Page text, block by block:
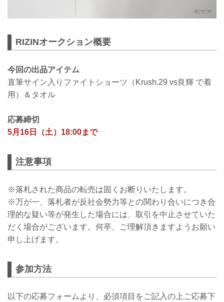
RIZINオークション概要
今回の出品アイテム
直筆サイン入りファイトショーツ（Krush.29 vs良輝 で着
用）＆タオル
応募締切
5月16日（土）18:00まで
注意事項
※落札された商品の転売は固くお断りいたします。
※万が一、落札者が反社会勢力等との関わり合いにつき合
理的な疑い等が発生した場合には、取引を中止させていた
だく場合がございます。何卒、ご理解頂きますようお願い
申し上げます。
参加方法
以下の応募フォームより、必須項目をご記入の上ご応募下